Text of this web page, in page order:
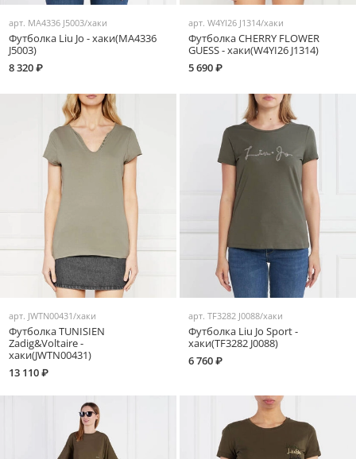
арт. MA4336 J5003/хаки
Футболка Liu Jo - хаки(MA4336
J5003)
8 320 ₽
арт. W4YI26 J1314/хаки
Футболка CHERRY FLOWER
GUESS - хаки(W4YI26 J1314)
5 690 ₽
арт. JWTN00431/хаки
Футболка TUNISIEN
Zadig&Voltaire -
хаки(JWTN00431)
13 110 ₽
арт. TF3282 J0088/хаки
Футболка Liu Jo Sport -
хаки(TF3282 J0088)
6 760 ₽